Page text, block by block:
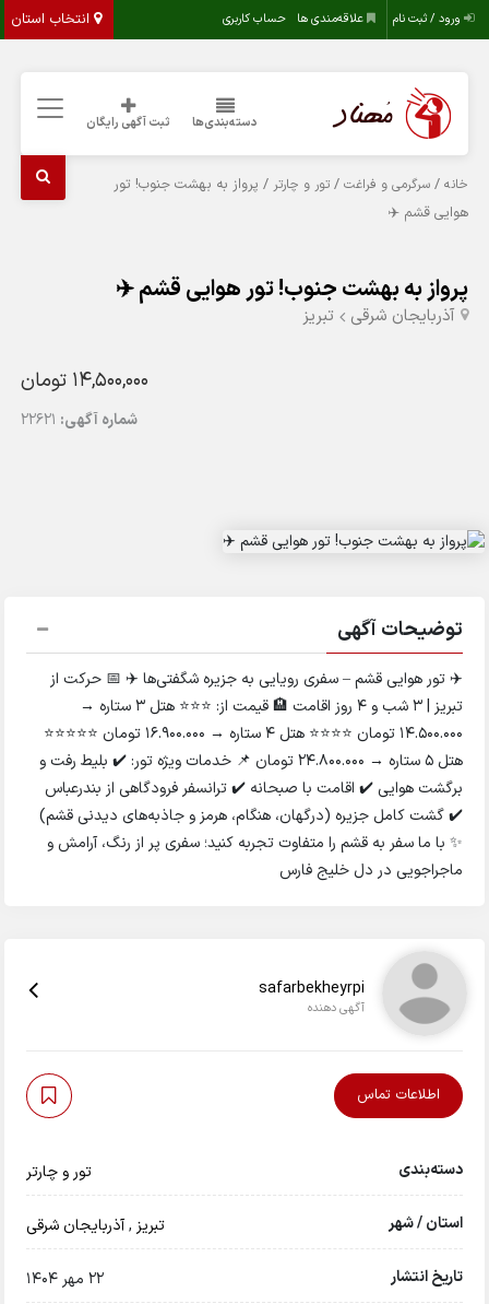
انتخاب استان ورود / ثبت نام علاقه‌مندی ها حساب کاربری
دسته‌بندی‌ها ثبت آگهی رایگان
خانه /سرگرمی و فراغت /تور و چارتر / پرواز به بهشت جنوب! تور
هوایی قشم ✈️
پرواز به بهشت جنوب! تور هوایی قشم ✈️
آذربایجان شرقی تبريز
14,500,000 تومان
شماره آگهی: 22621
توضیحات آگهی
✈️ تور هوایی قشم – سفری رویایی به جزیره شگفتی‌ها ✈️ 📅 حرکت از
تبریز | 3 شب و 4 روز اقامت 🏨 قیمت از: ⭐⭐⭐ هتل 3 ستاره →
14.500.000 تومان ⭐⭐⭐⭐ هتل 4 ستاره → 16.900.000 تومان ⭐⭐⭐⭐⭐
هتل 5 ستاره → 24.800.000 تومان 📌 خدمات ویژه تور: ✔️ بلیط رفت و
برگشت هوایی ✔️ اقامت با صبحانه ✔️ ترانسفر فرودگاهی از بندرعباس
✔️ گشت کامل جزیره (درگهان، هنگام، هرمز و جاذبه‌های دیدنی قشم)
✨ با ما سفر به قشم را متفاوت تجربه کنید؛ سفری پر از رنگ، آرامش و
ماجراجویی در دل خلیج فارس
safarbekheyrpi
آگهی دهنده
اطلاعات تماس
دسته‌بندی تور و چارتر
استان / شهر تبريز ,آذربایجان شرقی
تاریخ انتشار 22 مهر 1404